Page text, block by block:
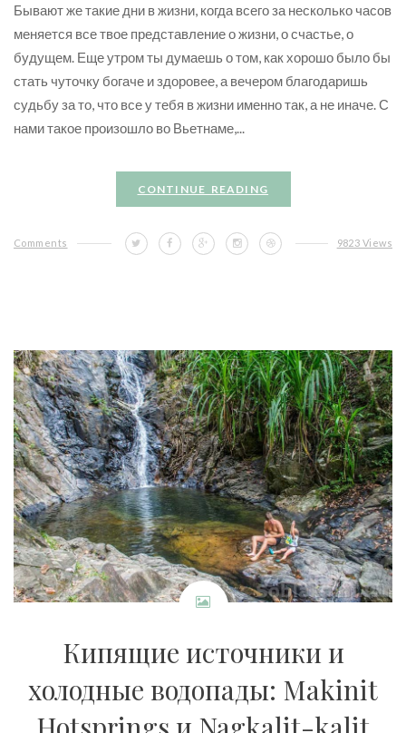
Бывают же такие дни в жизни, когда всего за несколько часов
меняется все твое представление о жизни, о счастье, о
будущем. Еще утром ты думаешь о том, как хорошо было бы
стать чуточку богаче и здоровее, а вечером благодаришь
судьбу за то, что все у тебя в жизни именно так, а не иначе. С
нами такое произошло во Вьетнаме,...
CONTINUE READING
Comments 9823 Views
Кипящие источники и
холодные водопады: Makinit